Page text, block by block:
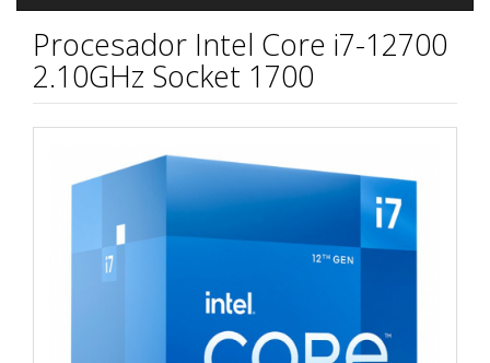
Procesador Intel Core i7-12700
2.10GHz Socket 1700